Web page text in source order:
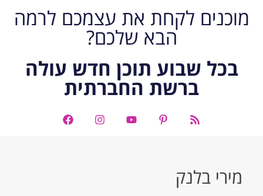
מוכנים לקחת את עצמכם לרמה
הבא שלכם?
בכל שבוע תוכן חדש עולה
ברשת החברתית
מירי בלנק